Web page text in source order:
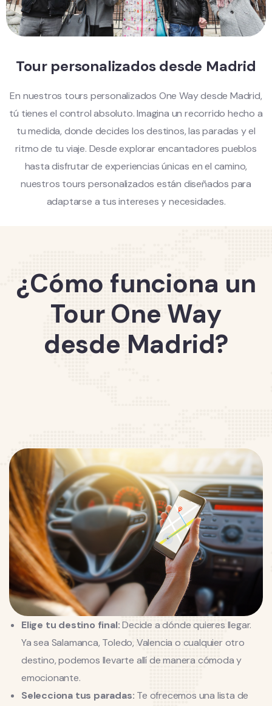
Tour personalizados desde Madrid
En nuestros tours personalizados One Way desde Madrid,
tú tienes el control absoluto. Imagina un recorrido hecho a
tu medida, donde decides los destinos, las paradas y el
ritmo de tu viaje. Desde explorar encantadores pueblos
hasta disfrutar de experiencias únicas en el camino,
nuestros tours personalizados están diseñados para
adaptarse a tus intereses y necesidades.
¿Cómo funciona un
Tour One Way
desde Madrid?
Elige tu destino final:Decide a dónde quieres llegar.
Ya sea Salamanca, Toledo, Valencia o cualquier otro
destino, podemos llevarte allí de manera cómoda y
emocionante.
Selecciona tus paradas: Te ofrecemos una lista de